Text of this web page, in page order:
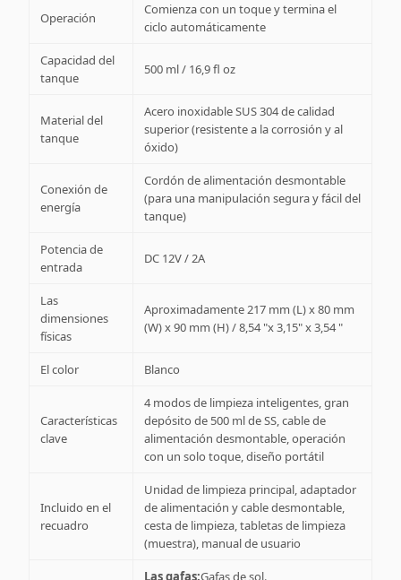
Operación
Comienza con un toque y termina el
ciclo automáticamente
Capacidad del
tanque
500 ml / 16,9 fl oz
Material del
tanque
Acero inoxidable SUS 304 de calidad
superior (resistente a la corrosión y al
óxido)
Conexión de
energía
Cordón de alimentación desmontable
(para una manipulación segura y fácil del
tanque)
Potencia de
entrada
DC 12V / 2A
Las
dimensiones
físicas
Aproximadamente 217 mm (L) x 80 mm
(W) x 90 mm (H) / 8,54 "x 3,15" x 3,54 "
El color Blanco
Características
clave
4 modos de limpieza inteligentes, gran
depósito de 500 ml de SS, cable de
alimentación desmontable, operación
con un solo toque, diseño portátil
Incluido en el
recuadro
Unidad de limpieza principal, adaptador
de alimentación y cable desmontable,
cesta de limpieza, tabletas de limpieza
(muestra), manual de usuario
Las gafas:Gafas de sol.